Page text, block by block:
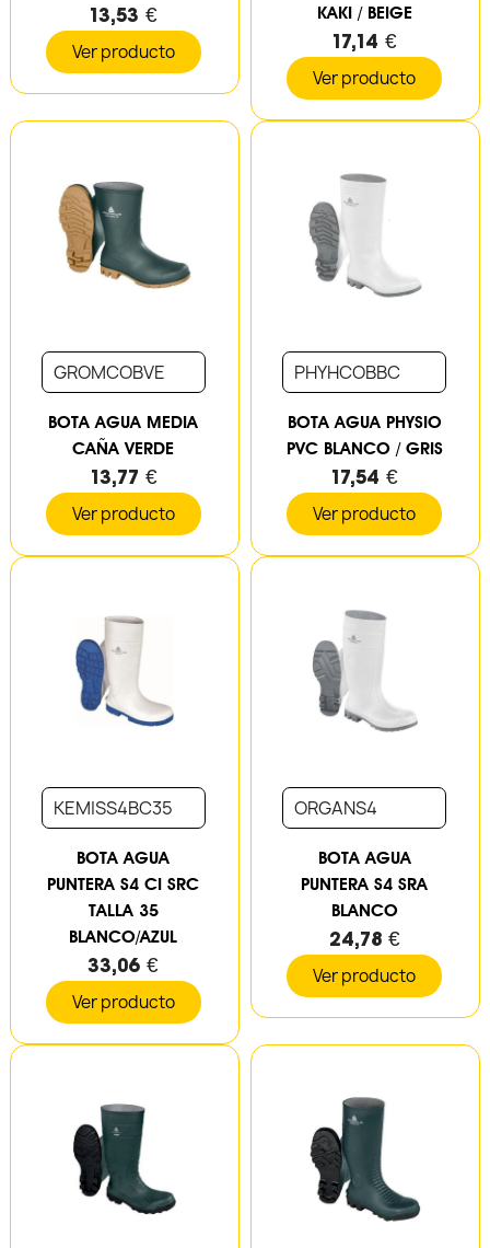
13,53 €
Ver producto
KAKI / BEIGE
17,14 €
Ver producto
GROMCOBVE
BOTA AGUA MEDIA
CAÑA VERDE
13,77 €
Ver producto
PHYHCOBBC
BOTA AGUA PHYSIO
PVC BLANCO / GRIS
17,54 €
Ver producto
KEMISS4BC35
BOTA AGUA
PUNTERA S4 CI SRC
TALLA 35
BLANCO/AZUL
33,06 €
Ver producto
ORGANS4
BOTA AGUA
PUNTERA S4 SRA
BLANCO
24,78 €
Ver producto